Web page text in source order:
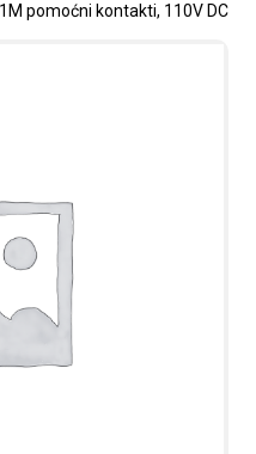
pomoćni kontakti, 110V DC